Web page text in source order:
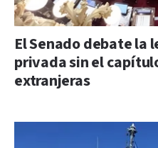
El Senado debate la
privada sin el
extranjeras